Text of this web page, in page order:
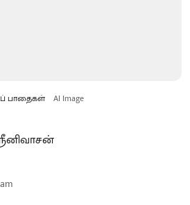
பாதைகள் AI Image